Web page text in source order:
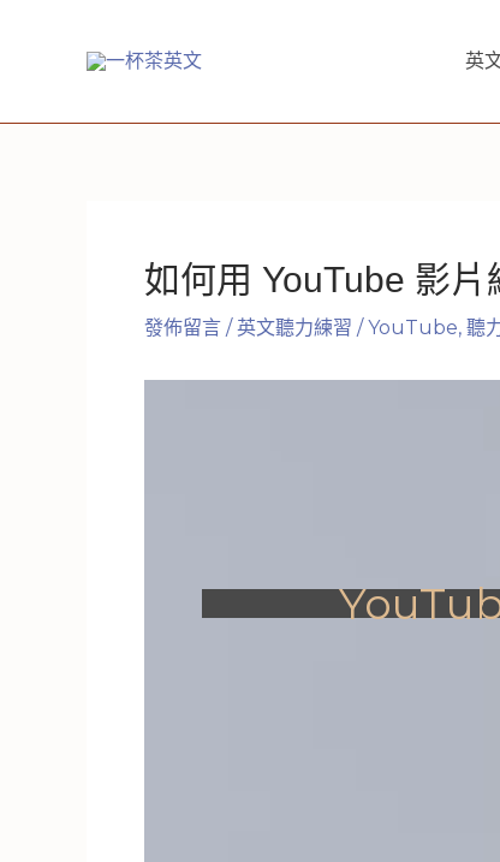
內
英
如何用 YouTube 影
發佈留言 /英文聽力練習 /YouTube, 聽